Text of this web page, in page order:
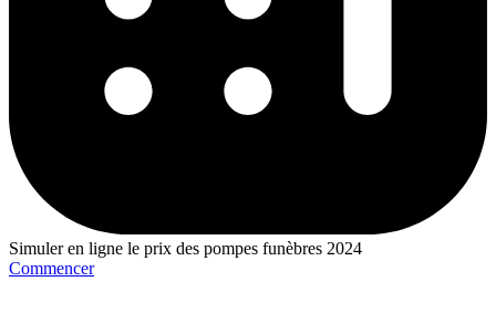
Simuler en ligne le prix des pompes funèbres 2024
Commencer